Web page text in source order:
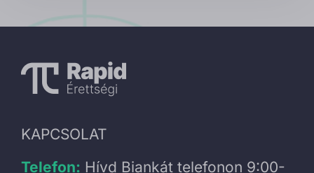
KAPCSOLAT
Telefon: Hívd Biankát telefonon 9:00-